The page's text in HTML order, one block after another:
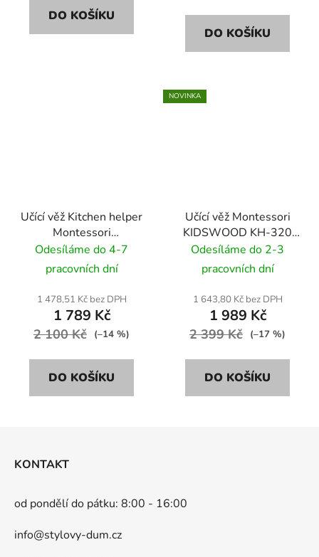
DO KOŠÍKU
DO KOŠÍKU
Učící věž Kitchen helper
Montessori
KIDSWOOD Smile -
bílý
Odesíláme do 4-7
pracovních dní
1 478,51 Kč bez DPH
1 789 Kč
2 100 Kč (–14 %)
DO KOŠÍKU
NOVINKA
Učící věž Montessori
KIDSWOOD KH-320
90cm - barva dřeva
Odesíláme do 2-3
pracovních dní
1 643,80 Kč bez DPH
1 989 Kč
2 399 Kč (–17 %)
DO KOŠÍKU
KONTAKT
od pondělí do pátku: 8:00 - 16:00
info@stylovy-dum.cz